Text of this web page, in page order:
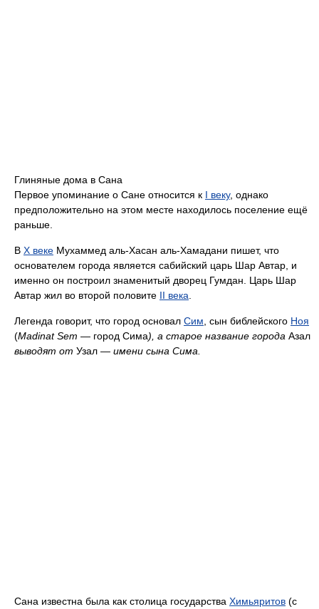
Глиняные дома в Сана
Первое упоминание о Сане относится к I веку, однако
предположительно на этом месте находилось поселение ещё
раньше.
В X веке Мухаммед аль-Хасан аль-Хамадани пишет, что
основателем города является сабийский царь Шар Автар, и
именно он построил знаменитый дворец Гумдан. Царь Шар
Автар жил во второй половите II века
Легенда говорит, что город основал Сим , сын библейского Ноя
(Madinat Sem — город Сима), а старое название города Азал
выводят от Узал — имени сына Сима.
Сана известна была как столица государства Химьяритов (с